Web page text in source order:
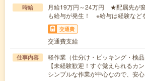
時給
月給19万円～24万円 ★配属先が
も給与が発生！ ※給与は経験など
交通費
交通費支給
仕事内容
軽作業（仕分け・ピッキング・検品
【未経験歓迎！すぐ覚えられるカ
シンプルな作業が中心なので、安